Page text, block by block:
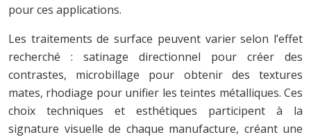
pour ces applications.
Les traitements de surface peuvent varier selon l’effet
recherché : satinage directionnel pour créer des
contrastes, microbillage pour obtenir des textures
mates, rhodiage pour unifier les teintes métalliques. Ces
choix techniques et esthétiques participent à la
signature visuelle de chaque manufacture, créant une